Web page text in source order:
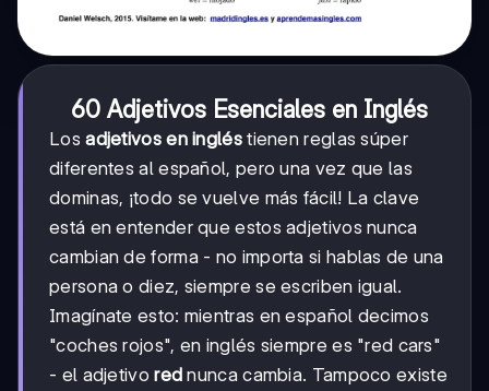
60 Adjetivos Esenciales en Inglés
Losadjetivos en ingléstienen reglas súper
diferentes al español, pero una vez que las
dominas, ¡todo se vuelve más fácil! La clave
está en entender que estos adjetivos nunca
cambian de forma - no importa si hablas de una
persona o diez, siempre se escriben igual.
Imagínate esto: mientras en español decimos
"coches rojos", en inglés siempre es "red cars"
- el adjetivored nunca cambia. Tampoco existe